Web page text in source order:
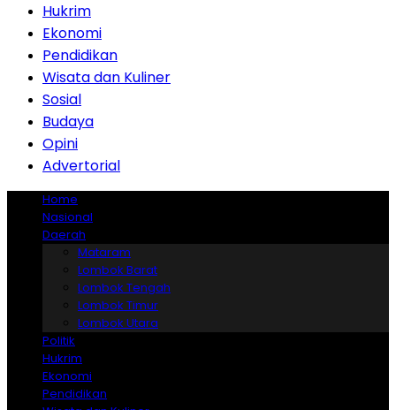
Hukrim
Ekonomi
Pendidikan
Wisata dan Kuliner
Sosial
Budaya
Opini
Advertorial
Home
Nasional
Daerah
Mataram
Lombok Barat
Lombok Tengah
Lombok Timur
Lombok Utara
Politik
Hukrim
Ekonomi
Pendidikan